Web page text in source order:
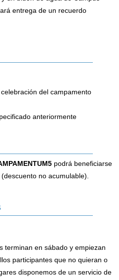
entrega de un recuerdo
del campamento
anteriormente
podrá beneficiarse
no acumulable).
terminan en sábado y empiezan
participantes que no quieran o
disponemos de un servicio de